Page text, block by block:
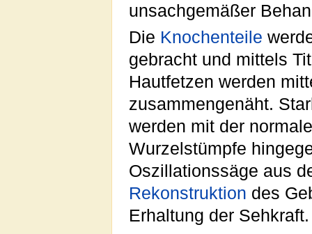
unsachgemäßer
Die Knochenteile
gebracht und mittels
Hautfetzen werden
zusammengenäht.
werden mit der
Wurzelstümpfe
Oszillationssäge aus
Rekonstruktion des
Erhaltung der Sehkraft.